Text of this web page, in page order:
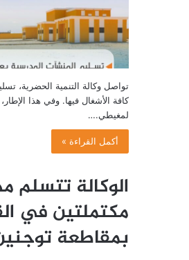
تواصل وكالة التنمية الحضرية،
كافة الأشغال فيها. وفي هذا
لمغيطي.…
أكمل القراءة »
الوكالة تتسلم
بمقاطعة